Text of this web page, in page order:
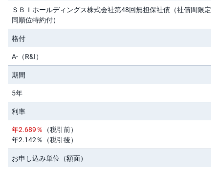
ン
商
品
先
金
・
・
プ
ラ
チ
外
貨
建
M
NE
W
ＳＢＩホールディングス株式会社第48回無担保社債（社債間限定
同順位特約付）
格付
A-（R&I）
期間
5年
利率
年2.689％ （税引前）
年2.142％（税引後）
お申し込み単位（額面）